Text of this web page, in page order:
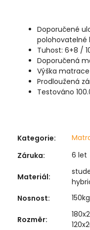
Doporučené
polohovatelné
Tuhost: 6+8 /
Doporučená
Výška
Prodloužená
Testováno
Kategorie:
Záruka: 6 let
Materiál:
Nosnost: 150kg
Rozměr: